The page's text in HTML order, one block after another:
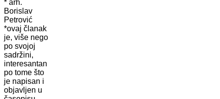
* arh.
Borislav
Petrović
*ovaj članak
je, više nego
po svojoj
sadržini,
interesantan
po tome što
je napisan i
objavljen u